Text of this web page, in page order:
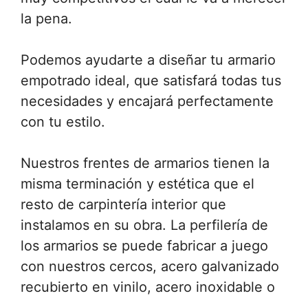
la pena.
Podemos ayudarte a diseñar tu armario
empotrado ideal, que satisfará todas tus
necesidades y encajará perfectamente
con tu estilo.
Nuestros frentes de armarios tienen la
misma terminación y estética que el
resto de carpintería interior que
instalamos en su obra. La perfilería de
los armarios se puede fabricar a juego
con nuestros cercos, acero galvanizado
recubierto en vinilo, acero inoxidable o